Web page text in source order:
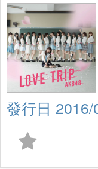
2016/